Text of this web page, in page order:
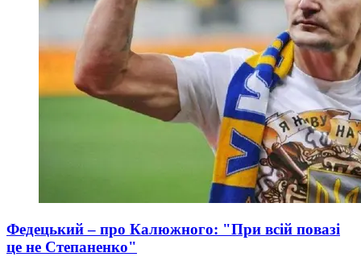
Федецький – про Калюжного: "При всій повазі
це не Степаненко"